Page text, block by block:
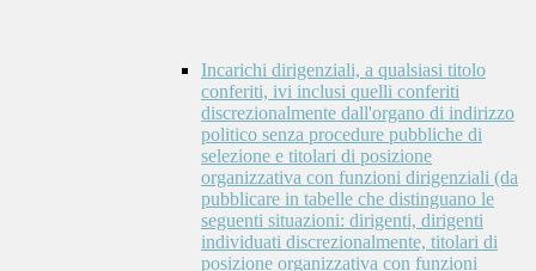
Incarichi dirigenziali, a qualsiasi titolo
conferiti, ivi inclusi quelli conferiti
discrezionalmente dall'organo di indirizzo
politico senza procedure pubbliche di
selezione e titolari di posizione
organizzativa con funzioni dirigenziali (da
pubblicare in tabelle che distinguano le
seguenti situazioni: dirigenti, dirigenti
individuati discrezionalmente, titolari di
posizione organizzativa con funzioni